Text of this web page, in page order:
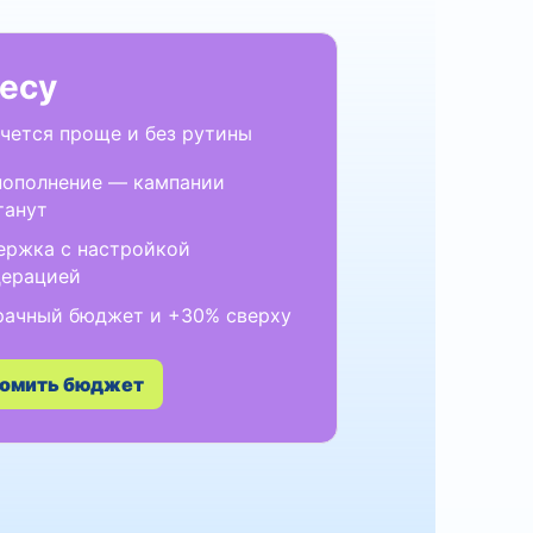
проще и без рутины
— кампании
с настройкой
бюджет и +30% сверху
бюджет